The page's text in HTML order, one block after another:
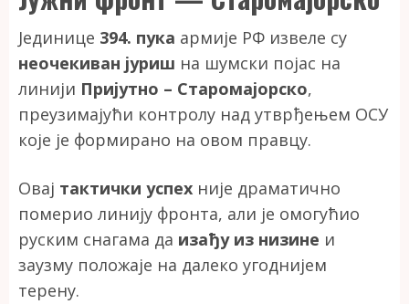
Јединице 394. пука армије РФ извеле су
неочекиван јуриш на шумски појас на
линији Пријутно – Старомајорско,
преузимајући контролу над утврђењем ОСУ
које је формирано на овом правцу.
Овај тактички успех није драматично
померио линију фронта, али је омогућио
руским снагама да изађу из низине и
заузму положаје на далеко угоднијем
терену.